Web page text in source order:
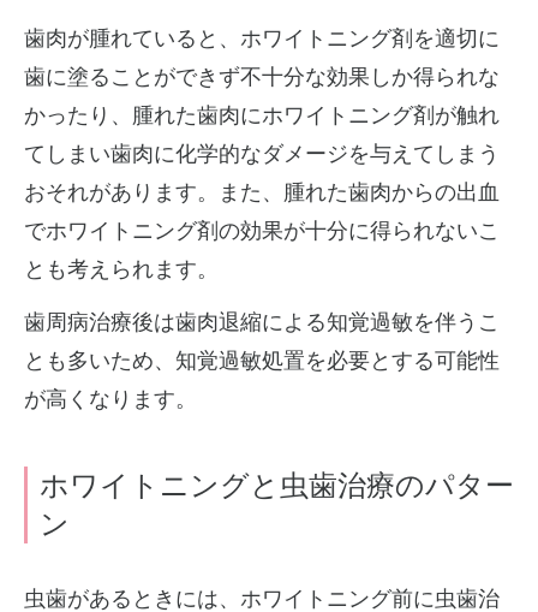
歯肉が腫れていると、ホワイトニング剤を適切に
歯に塗ることができず不十分な効果しか得られな
かったり、腫れた歯肉にホワイトニング剤が触れ
てしまい歯肉に化学的なダメージを与えてしまう
おそれがあります。また、腫れた歯肉からの出血
でホワイトニング剤の効果が十分に得られないこ
とも考えられます。
歯周病治療後は歯肉退縮による知覚過敏を伴うこ
とも多いため、知覚過敏処置を必要とする可能性
が高くなります。
ホワイトニングと虫歯治療のパター
ン
虫歯があるときには、ホワイトニング前に虫歯治